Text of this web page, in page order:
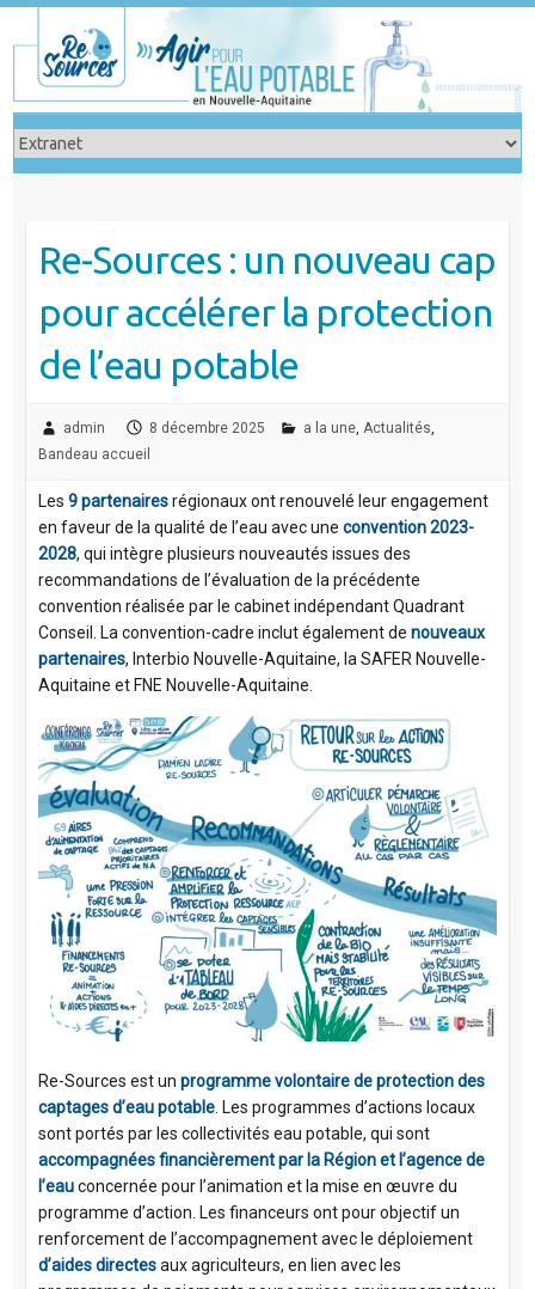
to
content
Re-Sources : un nouveau cap
pour accélérer la protection
de l’eau potable
admin 8 décembre 2025 a la une, Actualités,
Bandeau accueil
Les 9 partenairesrégionaux ont renouvelé leur engagement
en faveur de la qualité de l’eau avec une convention 2023-
2028, qui intègre plusieurs nouveautés issues des
recommandations de l’évaluation de la précédente
convention réalisée par le cabinet indépendant Quadrant
Conseil. La convention-cadre inclut également de nouveaux
partenaires, Interbio Nouvelle-Aquitaine, la SAFER Nouvelle-
Aquitaine et FNE Nouvelle-Aquitaine.
Re-Sources est un programme volontaire de protection des
captages d’eau potable. Les programmes d’actions locaux
sont portés par les collectivités eau potable, qui sont
accompagnées financièrement par la Région et l’agence de
l’eauconcernée pour l’animation et la mise en œuvre du
programme d’action. Les financeurs ont pour objectif un
renforcement de l’accompagnement avec le déploiement
d’aides directesaux agriculteurs, en lien avec les